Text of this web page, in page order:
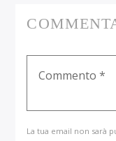
La tua email non sarà